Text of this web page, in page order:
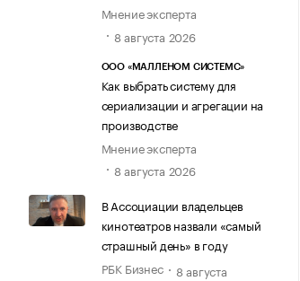
Мнение эксперта
8 августа 2026
ООО «МАЛЛЕНОМ СИСТЕМС»
Как выбрать систему для
сериализации и агрегации на
производстве
Мнение эксперта
8 августа 2026
В Ассоциации владельцев
кинотеатров назвали «самый
страшный день» в году
РБК Бизнес
8 августа